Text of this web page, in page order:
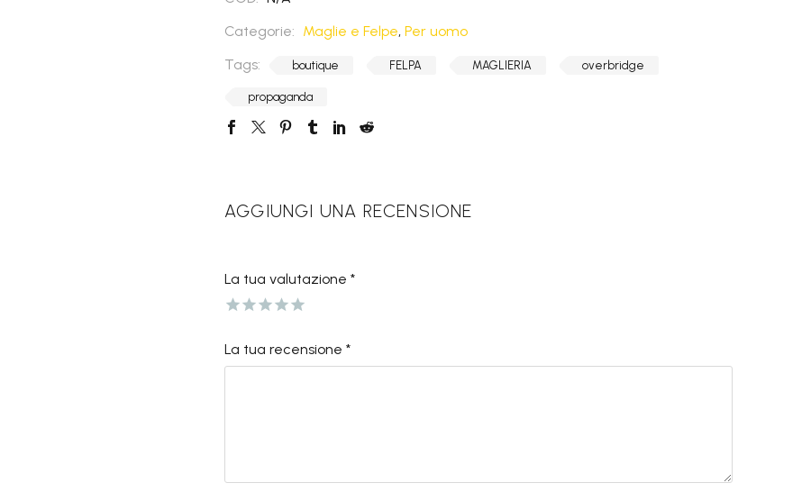
Categorie: Maglie e Felpe, Per uomo
Tags:
boutique FELPA MAGLIERIA overbridge
propaganda
AGGIUNGI UNA RECENSIONE
La tua valutazione *
La tua recensione *